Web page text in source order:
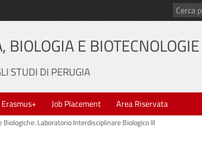
Cerca
persone
E BIOTECNOLOGIE
STUDI DI PERUGIA
Erasmus+ Job Placement Area Riservata
Biologiche: Laboratorio Interdisciplinare Biologico III